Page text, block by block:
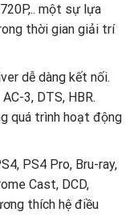
một sự lựa
thời gian giải trí
dễ dàng kết nối.
3, DTS, HBR.
quá trình hoạt động
PS4 Pro, Bru-ray,
Cast, DCD,
thích hệ điều